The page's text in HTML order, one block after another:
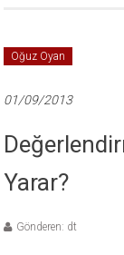
Oğuz Oyan
01/09/2013
Yarar?
Gönderen: dt